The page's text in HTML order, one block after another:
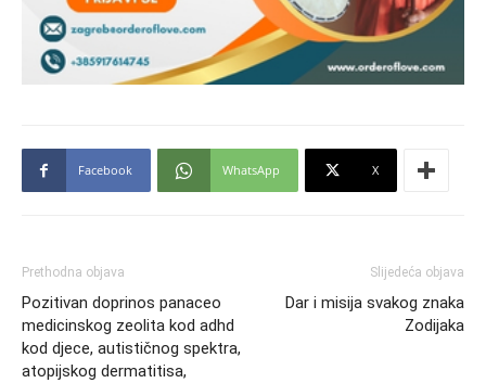
Facebook WhatsApp X
Prethodna objava
Pozitivan doprinos panaceo
medicinskog zeolita kod adhd
kod djece, autističnog spektra,
atopijskog dermatitisa,
Slijedeća objava
Dar i misija svakog znaka
Zodijaka